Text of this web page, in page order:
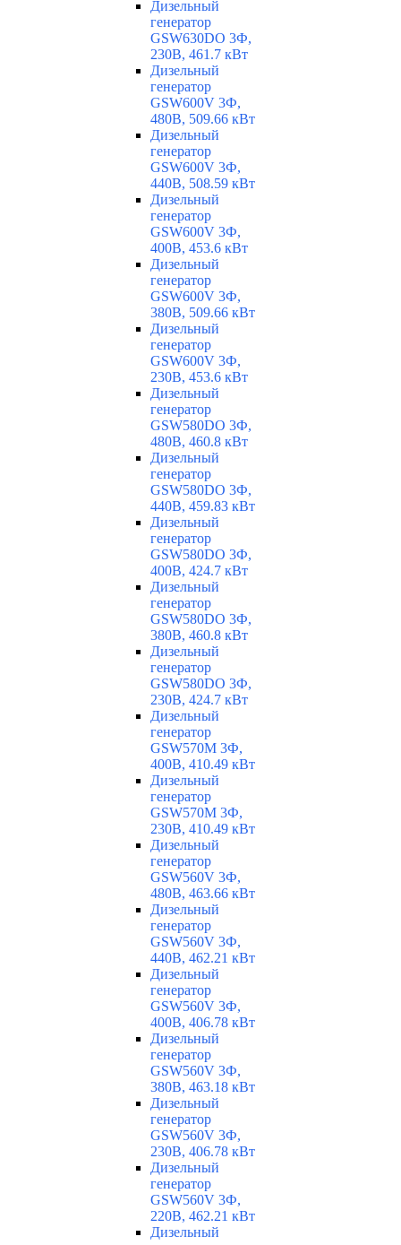
Дизельный
генератор
GSW630DO 3Ф,
230В, 461.7 кВт
Дизельный
генератор
GSW600V 3Ф,
480В, 509.66 кВт
Дизельный
генератор
GSW600V 3Ф,
440В, 508.59 кВт
Дизельный
генератор
GSW600V 3Ф,
400В, 453.6 кВт
Дизельный
генератор
GSW600V 3Ф,
380В, 509.66 кВт
Дизельный
генератор
GSW600V 3Ф,
230В, 453.6 кВт
Дизельный
генератор
GSW580DO 3Ф,
480В, 460.8 кВт
Дизельный
генератор
GSW580DO 3Ф,
440В, 459.83 кВт
Дизельный
генератор
GSW580DO 3Ф,
400В, 424.7 кВт
Дизельный
генератор
GSW580DO 3Ф,
380В, 460.8 кВт
Дизельный
генератор
GSW580DO 3Ф,
230В, 424.7 кВт
Дизельный
генератор
GSW570M 3Ф,
400В, 410.49 кВт
Дизельный
генератор
GSW570M 3Ф,
230В, 410.49 кВт
Дизельный
генератор
GSW560V 3Ф,
480В, 463.66 кВт
Дизельный
генератор
GSW560V 3Ф,
440В, 462.21 кВт
Дизельный
генератор
GSW560V 3Ф,
400В, 406.78 кВт
Дизельный
генератор
GSW560V 3Ф,
380В, 463.18 кВт
Дизельный
генератор
GSW560V 3Ф,
230В, 406.78 кВт
Дизельный
генератор
GSW560V 3Ф,
220В, 462.21 кВт
Дизельный